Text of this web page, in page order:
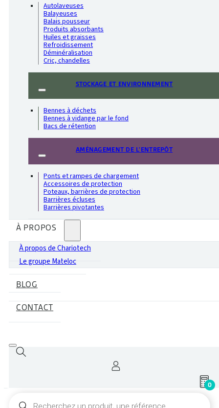
Autolaveuses
Balayeuses
Balais pousseur
Produits absorbants
Huiles et graisses
Refroidissement
Déminéralisation
Cric, chandelles
STOCKAGE ET ENVIRONNEMENT
Bennes à déchets
Bennes à vidange par le fond
Bacs de rétention
AMÉNAGEMENT DE L'ENTREPÔT
Ponts et rampes de chargement
Accessoires de protection
Poteaux, barrières de protection
Barrières écluses
Barrières pivotantes
À PROPOS
À propos de Chariotech
Le groupe Mateloc
BLOG
CONTACT
0